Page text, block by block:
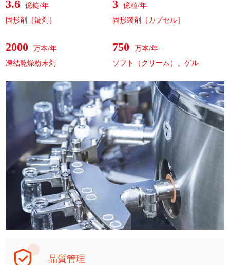
3.6
億錠/年
固形剤［錠剤］
3
億粒/年
固形製剤［カプセル］
2000
万本/年
凍結乾燥粉末剤
750
万本/年
ソフト（クリーム）、ゲル
品質管理